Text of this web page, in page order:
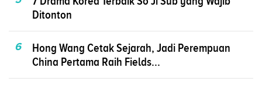
Ditonton
6
Hong Wang Cetak Sejarah, Jadi Perempuan
China Pertama Raih Fields...